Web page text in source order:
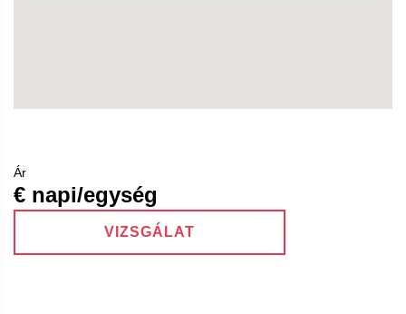
Ár
€ napi/egység
VIZSGÁLAT